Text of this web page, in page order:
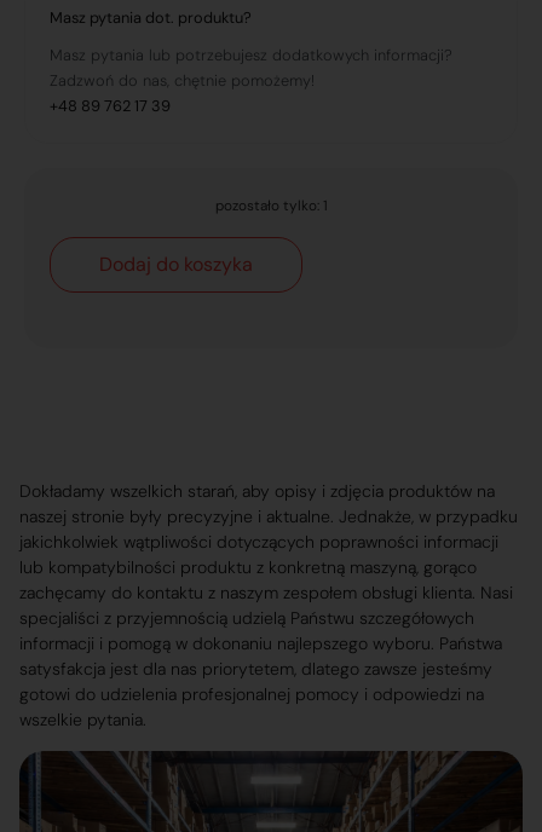
Masz pytania dot. produktu?
Masz pytania lub potrzebujesz dodatkowych informacji?
Zadzwoń do nas, chętnie pomożemy!
+48 89 762 17 39
pozostało tylko: 1
Dodaj do koszyka
Dokładamy wszelkich starań, aby opisy i zdjęcia produktów na
naszej stronie były precyzyjne i aktualne. Jednakże, w przypadku
jakichkolwiek wątpliwości dotyczących poprawności informacji
lub kompatybilności produktu z konkretną maszyną, gorąco
zachęcamy do kontaktu z naszym zespołem obsługi klienta. Nasi
specjaliści z przyjemnością udzielą Państwu szczegółowych
informacji i pomogą w dokonaniu najlepszego wyboru. Państwa
satysfakcja jest dla nas priorytetem, dlatego zawsze jesteśmy
gotowi do udzielenia profesjonalnej pomocy i odpowiedzi na
wszelkie pytania.